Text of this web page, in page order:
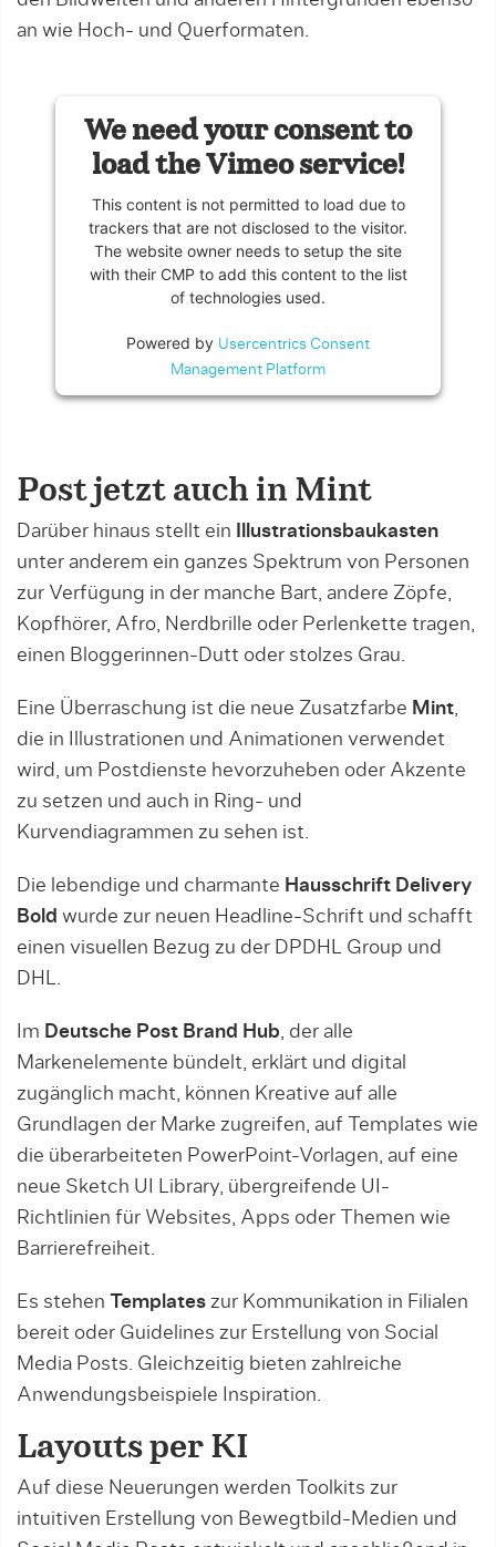
an wie Hoch- und Querformaten.
We need your consent to
load the Vimeo service!
This content is not permitted to load due to
trackers that are not disclosed to the visitor.
The website owner needs to setup the site
with their CMP to add this content to the list
of technologies used.
Powered by Usercentrics Consent
Management Platform
Post jetzt auch in Mint
Darüber hinaus stellt ein
Illustrationsbaukasten
unter anderem ein ganzes Spektrum von Personen
zur Verfügung in der manche Bart, andere Zöpfe,
Kopfhörer, Afro, Nerdbrille oder Perlenkette tragen,
einen Bloggerinnen-Dutt oder stolzes Grau.
Eine Überraschung ist die neue Zusatzfarbe Mint,
die in Illustrationen und Animationen verwendet
wird, um Postdienste hevorzuheben oder Akzente
zu setzen und auch in Ring- und
Kurvendiagrammen zu sehen ist.
Die lebendige und charmante Hausschrift Delivery
Bold wurde zur neuen Headline-Schrift und schafft
einen visuellen Bezug zu der DPDHL Group und
DHL.
Im Deutsche Post Brand Hub, der alle
Markenelemente bündelt, erklärt und digital
zugänglich macht, können Kreative auf alle
Grundlagen der Marke zugreifen, auf Templates wie
die überarbeiteten PowerPoint-Vorlagen, auf eine
neue Sketch UI Library, übergreifende UI-
Richtlinien für Websites, Apps oder Themen wie
Barrierefreiheit.
Es stehen Templates zur Kommunikation in Filialen
bereit oder Guidelines zur Erstellung von Social
Media Posts. Gleichzeitig bieten zahlreiche
Anwendungsbeispiele Inspiration.
Layouts per KI
Auf diese Neuerungen werden Toolkits zur
intuitiven Erstellung von Bewegtbild-Medien und